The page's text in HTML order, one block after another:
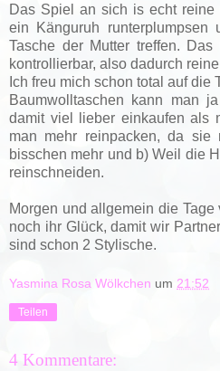
Das Spiel an sich is echt reine
ein Känguruh
Tasche der Mutter treffen.
kontrollierbar, also dadurch
Ich freu mich schon total auf die
Baumwolltaschen kann man
damit viel lieber einkaufen als
man mehr reinpacken, da
bisschen mehr und b) Weil die
reinschneiden.
Morgen und allgemein die
noch ihr Glück, damit wir
sind schon 2 Stylische.
Yasmina Rosa Wölkchen um 21:52
Teilen
4 Kommentare: